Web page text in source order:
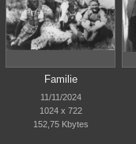
Familie
11/11/2024
1024 x 722
152,75 Kbytes